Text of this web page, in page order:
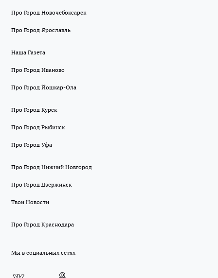
Про Город Новочебоксарск
Про Город Ярославль
Наша Газета
Про Город Иваново
Про Город Йошкар-Ола
Про Город Курск
Про Город Рыбинск
Про Город Уфа
Про Город Нижний Новгород
Про Город Дзержинск
Твои Новости
Про Город Краснодара
Мы в социальных сетях